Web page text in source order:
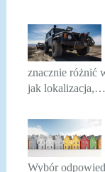
znacznie różnić
jak lokalizacja,…
Wybór